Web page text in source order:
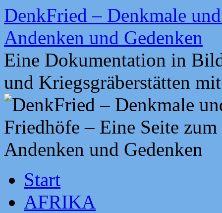
Zum
Inhalt
springen
DenkFried – Denkmale
Andenken und Gedenken
Eine Dokumentation in
und Kriegsgräberstätten
Start
AFRIKA